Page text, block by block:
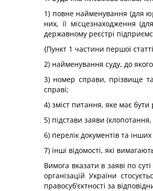
1) повне найменування (для
них, її місцезнаходження
державному реєстрі
{Пункт 1 частини першої
2) найменування суду, до
3) номер справи, прізвище та
справі;
4) зміст питання, яке має
5) підстави заяви
6) перелік документів та
7) інші відомості, які
Вимога вказати в заяві по
організацій України
правосуб’єктності за